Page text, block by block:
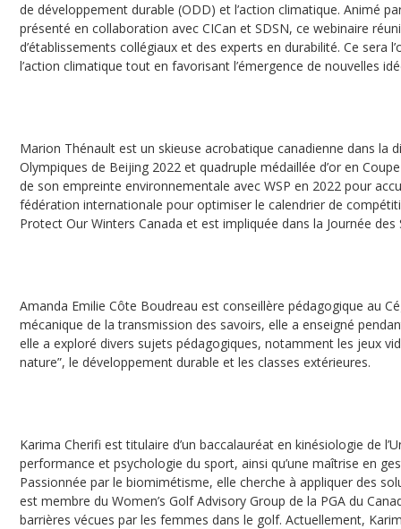
de développement durable (ODD) et l’action climatique. Animé
présenté en collaboration avec CICan et SDSN, ce webinaire
d’établissements collégiaux et des experts en durabilité. Ce sera
l’action climatique tout en favorisant l’émergence de nouvelles
Marion Thénault est un skieuse acrobatique canadienne dans la
Olympiques de Beijing 2022 et quadruple médaillée d’or en
de son empreinte environnementale avec WSP en 2022 pour
fédération internationale pour optimiser le calendrier de
Protect Our Winters Canada et est impliquée dans la Journée des
Amanda Emilie Côte Boudreau est conseillère pédagogique au
mécanique de la transmission des savoirs, elle a enseigné
elle a exploré divers sujets pédagogiques, notamment les jeux
nature”, le développement durable et les classes extérieures.
Karima Cherifi est titulaire d’un baccalauréat en kinésiologie de
performance et psychologie du sport, ainsi qu’une maîtrise en
Passionnée par le biomimétisme, elle cherche à appliquer des
est membre du Women’s Golf Advisory Group de la PGA du
barrières vécues par les femmes dans le golf. Actuellement,